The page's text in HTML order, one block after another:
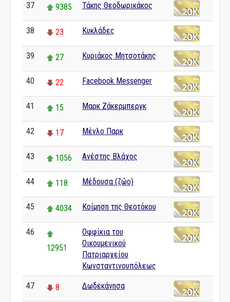
37 9385 Τάκης Θεοδωρικάκος
38 23 Κυκλάδες
39 27 Κυριάκος Μητσοτάκης
40 22 Facebook Messenger
41 15 Μαρκ Ζάκερμπεργκ
42 17 Μένλο Παρκ
43 1056 Ανέστης Βλάχος
44 118 Μέδουσα (ζώο)
45 4034 Κοίμηση της Θεοτόκου
46
12951
Οφφίκια του
Οικουμενικού
Πατριαρχείου
Κωνσταντινουπόλεως
47 8 Δωδεκάνησα